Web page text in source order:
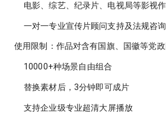
电影、综艺、纪录片、电视局等影视
一对一专业宣传片顾问支持及法规咨
使用限制：作品对含有国旗、国徽等党
10000+种场景自由组合
替换素材后， 3分钟即可成片
支持企业级专业超清大屏播放